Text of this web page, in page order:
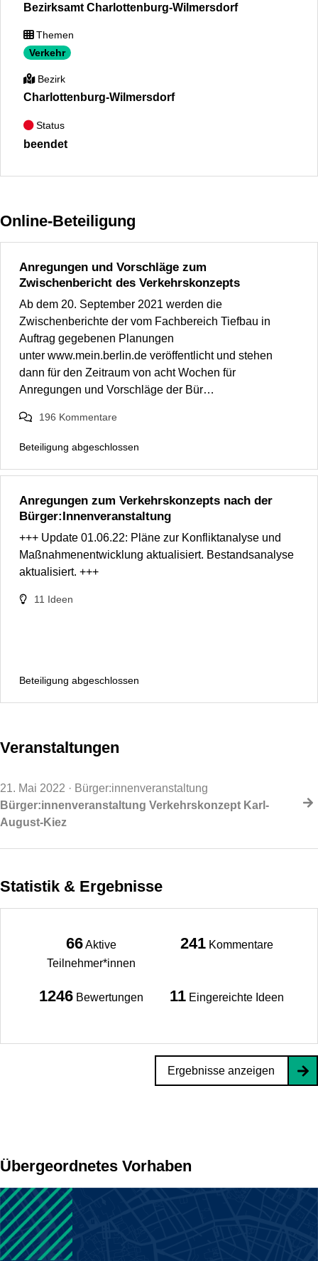
Bezirksamt Charlottenburg-Wilmersdorf
Themen
Verkehr
Bezirk
Charlottenburg-Wilmersdorf
Status
beendet
Online-Beteiligung
Anregungen und Vorschläge zum
Zwischenbericht des Verkehrskonzepts
Ab dem 20. September 2021 werden die
Zwischenberichte der vom Fachbereich Tiefbau in
Auftrag gegebenen Planungen
unter www.mein.berlin.de veröffentlicht und stehen
dann für den Zeitraum von acht Wochen für
Anregungen und Vorschläge der Bür…
196 Kommentare
Beteiligung abgeschlossen
Anregungen zum Verkehrskonzepts nach der
Bürger:Innenveranstaltung
+++ Update 01.06.22: Pläne zur Konfliktanalyse und
Maßnahmenentwicklung aktualisiert. Bestandsanalyse
aktualisiert. +++
11 Ideen
Beteiligung abgeschlossen
Veranstaltungen
21. Mai 2022 · Bürger:innenveranstaltung
Bürger:innenveranstaltung Verkehrskonzept Karl-
August-Kiez
Statistik & Ergebnisse
66Aktive
Teilnehmer*innen
241 Kommentare
1246 Bewertungen 11 Eingereichte Ideen
Ergebnisse anzeigen
Übergeordnetes Vorhaben